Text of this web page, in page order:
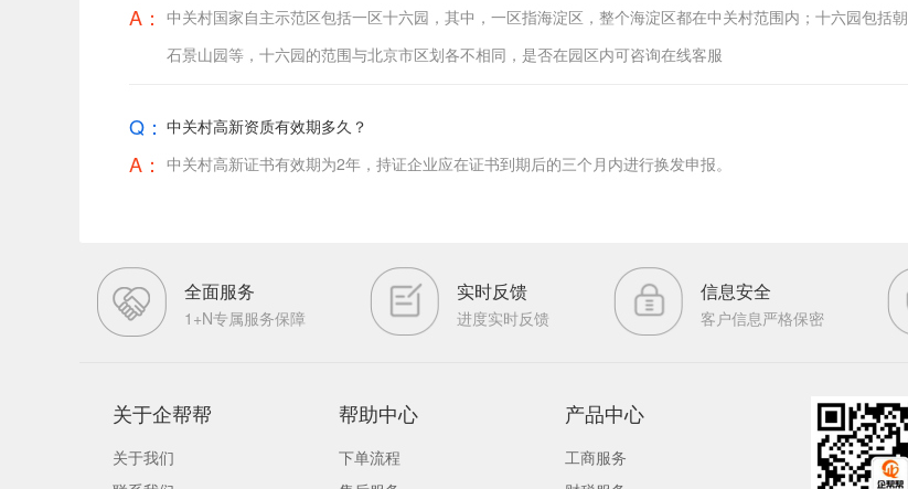
A： 中关村国家自主示范区包括一区十六园，其中，一区指海淀区，整个海淀区都在中关村范围内；十六园包括
石景山园等，十六园的范围与北京市区划各不相同，是否在园区内可咨询在线客服
Q： 中关村高新资质有效期多久？
A： 中关村高新证书有效期为2年，持证企业应在证书到期后的三个月内进行换发申报。
全面服务
1+N专属服务保障
实时反馈
进度实时反馈
信息安全
客户信息严格保密
关于企帮帮
关于我们
帮助中心
下单流程
产品中心
工商服务